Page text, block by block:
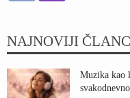
NAJNOVIJI
Muzika kao